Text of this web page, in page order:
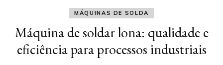
MÁQUINAS DE SOLDA
Máquina de soldar lona: qualidade e
eficiência para processos industriais